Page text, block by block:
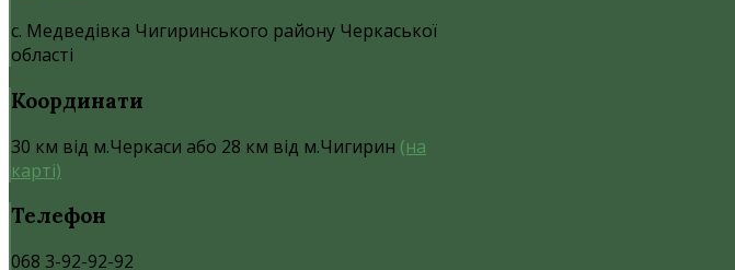
с. Медведівка Чигиринського району Черкаської
області
Координати
30 км від м.Черкаси або 28 км від м.Чигирин (на
карті)
Телефон
068 3-92-92-92